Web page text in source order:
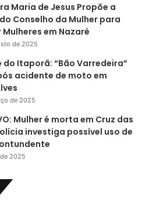
Maria de Jesus Propõe a
Conselho da Mulher para
em Nazaré
de 2025
do Itaporã: “Bão Varredeira”
acidente de moto em
de 2025
Mulher é morta em Cruz das
investiga possível uso de
2025